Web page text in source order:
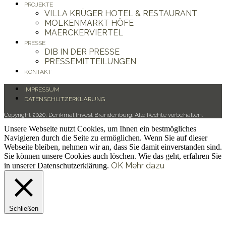
PROJEKTE
VILLA KRÜGER HOTEL & RESTAURANT
MOLKENMARKT HÖFE
MAERCKERVIERTEL
PRESSE
DIB IN DER PRESSE
PRESSEMITTEILUNGEN
KONTAKT
IMPRESSUM
DATENSCHUTZERKLÄRUNG
Copyright 2020, Denkmal Invest Brandenburg. Alle Rechte vorbehalten.
Unsere Webseite nutzt Cookies, um Ihnen ein bestmögliches
Navigieren durch die Seite zu ermöglichen. Wenn Sie auf dieser
Webseite bleiben, nehmen wir an, dass Sie damit einverstanden sind.
Sie können unsere Cookies auch löschen. Wie das geht, erfahren Sie
in unserer Datenschutzerklärung. OK Mehr dazu
Schließen